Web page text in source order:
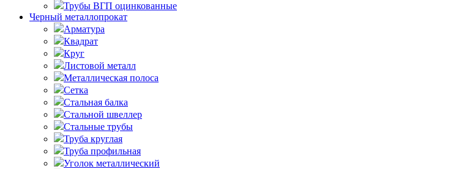
Трубы ВГП оцинкованные
Черный металлопрокат
Арматура
Квадрат
Круг
Листовой металл
Металлическая полоса
Сетка
Стальная балка
Стальной швеллер
Стальные трубы
Труба круглая
Труба профильная
Уголок металлический